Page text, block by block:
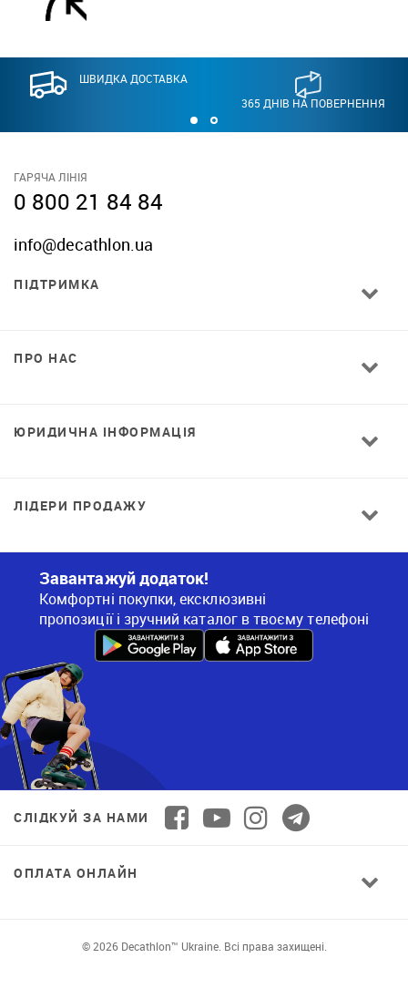
ШВИДКА ДОСТАВКА
365 ДНІВ НА ПОВЕРНЕННЯ
ГАРЯЧА ЛІНІЯ
0 800 21 84 84
info@decathlon.ua
ПІДТРИМКА
ПРО НАС
ЮРИДИЧНА ІНФОРМАЦІЯ
ЛІДЕРИ ПРОДАЖУ
Завантажуй додаток!
Комфортні покупки, ексклюзивні
пропозиції і зручний каталог в твоєму телефоні
СЛІДКУЙ ЗА НАМИ
ОПЛАТА ОНЛАЙН
© 2026 Decathlon™ Ukraine. Всі права захищені.